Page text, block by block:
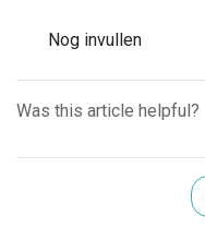
Nog invullen
Was this article helpful?